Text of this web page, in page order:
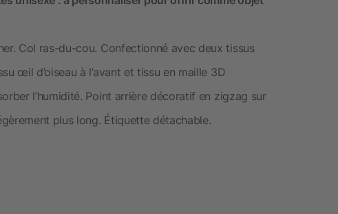
Col ras-du-cou. Confectionné avec deux tissus
œil d’oiseau à l’avant et tissu en maille 3D
l’humidité. Point arrière décoratif en zigzag sur
plus long. Étiquette détachable.